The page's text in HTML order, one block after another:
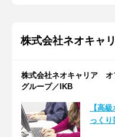
株式会社ネオキャ
株式会社ネオキャリア
グループ／IKB
【高
っく